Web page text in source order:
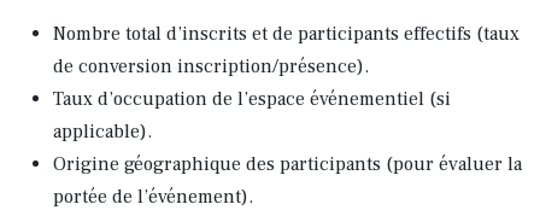
Nombre total d’inscrits et de participants effectifs (taux
de conversion inscription/présence).
Taux d’occupation de l’espace événementiel (si
applicable).
Origine géographique des participants (pour évaluer la
portée de l’événement).